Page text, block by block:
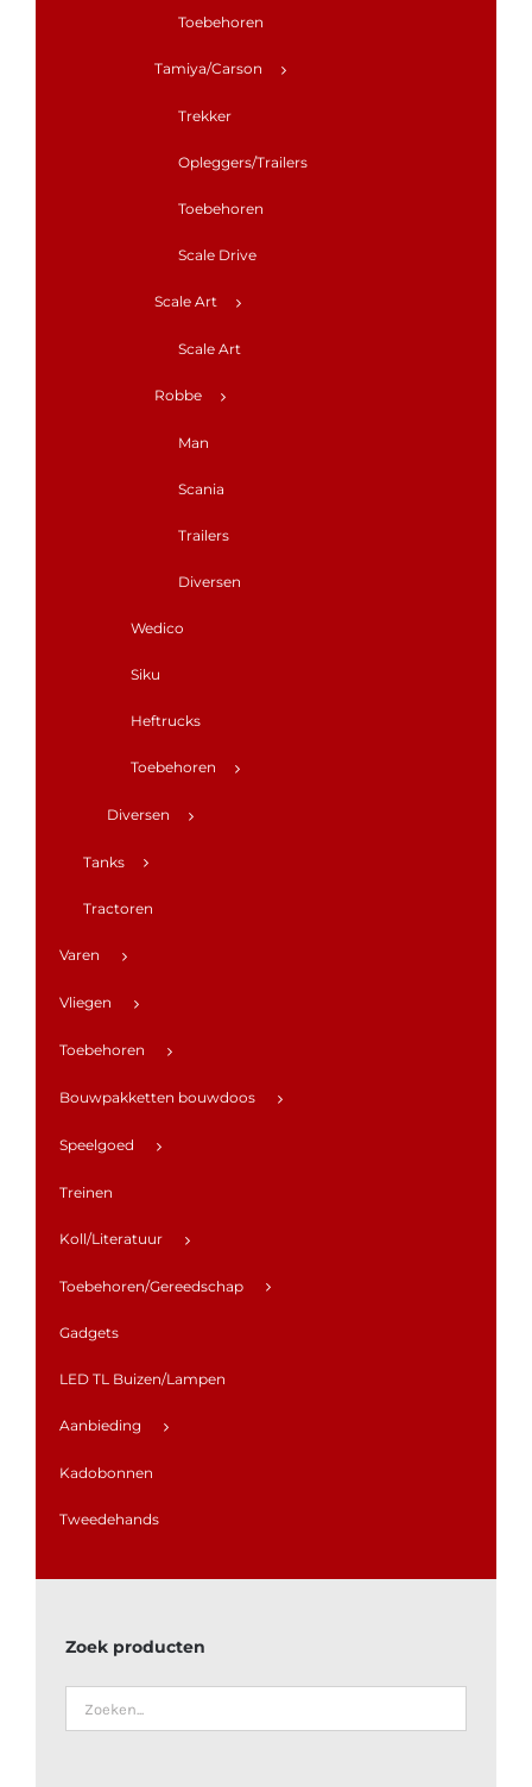
Toebehoren
Tamiya/Carson
Trekker
Opleggers/Trailers
Toebehoren
Scale Drive
Scale Art
Scale Art
Robbe
Man
Scania
Trailers
Diversen
Wedico
Siku
Heftrucks
Toebehoren
Diversen
Tanks
Tractoren
Varen
Vliegen
Toebehoren
Bouwpakketten bouwdoos
Speelgoed
Treinen
Koll/Literatuur
Toebehoren/Gereedschap
Gadgets
LED TL Buizen/Lampen
Aanbieding
Kadobonnen
Tweedehands
Zoek producten